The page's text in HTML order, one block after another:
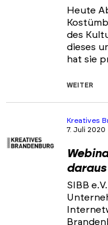
Heute
des
dieses
hat sie
WEITER
Kreatives
7. Juli 2020
daraus
SIBB